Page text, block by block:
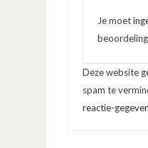
Je moet
Deze website
spam te
reactie-